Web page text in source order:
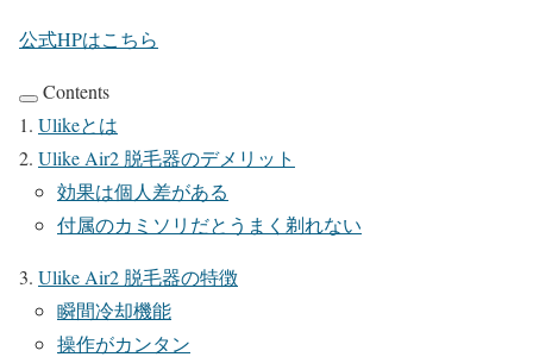
公式HPはこちら
Contents
Ulikeとは
Ulike Air2 脱毛器のデメリット
効果は個人差がある
付属のカミソリだとうまく剃れない
Ulike Air2 脱毛器の特徴
瞬間冷却機能
操作がカンタン